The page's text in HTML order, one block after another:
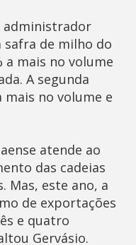
administrador
safra de milho do
a mais no volume
A segunda
no volume e
atende ao
das cadeias
Mas, este ano, a
de exportações
e quatro
Gervásio.